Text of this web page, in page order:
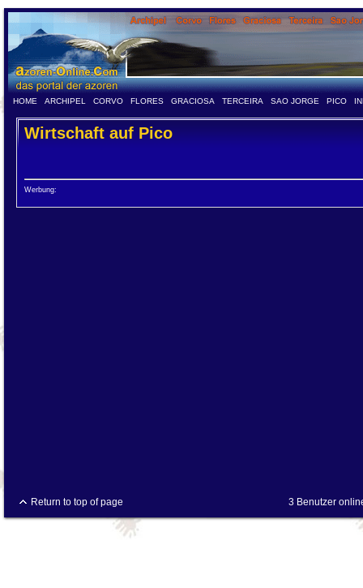
HOME ARCHIPEL CORVO FLORES GRACIOSA TERCEIRA SAO JORGE PICO
Wirtschaft auf Pico
Werbung:
Return to top of page 3 Benutzer